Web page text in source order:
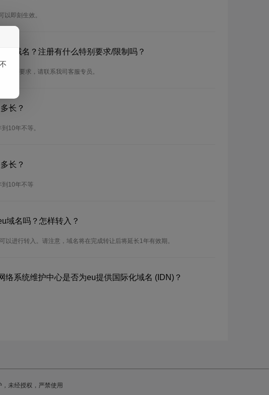
以即刻生效。
.eu域名？注册有什么特别要求/限制吗？
注册要求，请联系我司客服专员。
长？
10年不等。
长？
到10年不等
域名吗？怎样转入？
以进行转入。请注意，域名将在完成转让后将延长1年有效期。
络系统维护中心是否为eu提供国际化域名 (IDN)？
未经授权，严禁使用